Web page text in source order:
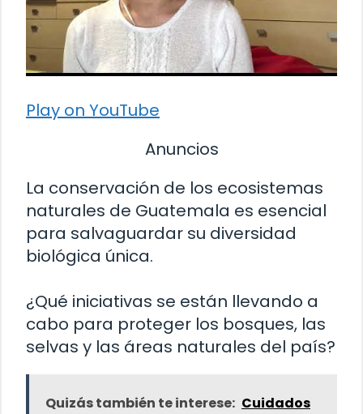
Play on YouTube
Anuncios
La conservación de los ecosistemas
naturales de Guatemala es esencial
para salvaguardar su diversidad
biológica única.
¿Qué iniciativas se están llevando a
cabo para proteger los bosques, las
selvas y las áreas naturales del país?
Quizás también te interese: Cuidados